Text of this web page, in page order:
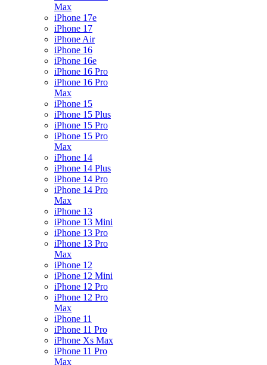
Max
iPhone 17e
iPhone 17
iPhone Air
iPhone 16
iPhone 16e
iPhone 16 Pro
iPhone 16 Pro
Max
iPhone 15
iPhone 15 Plus
iPhone 15 Pro
iPhone 15 Pro
Max
iPhone 14
iPhone 14 Plus
iPhone 14 Pro
iPhone 14 Pro
Max
iPhone 13
iPhone 13 Mini
iPhone 13 Pro
iPhone 13 Pro
Max
iPhone 12
iPhone 12 Mini
iPhone 12 Pro
iPhone 12 Pro
Max
iPhone 11
iPhone 11 Pro
iPhone Xs Max
iPhone 11 Pro
Max